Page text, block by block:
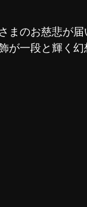
まのお慈悲が
一段と輝く幻